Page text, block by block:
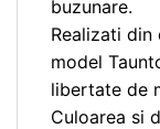
buzunare.
Realizati din
model
libertate de
Culoarea si